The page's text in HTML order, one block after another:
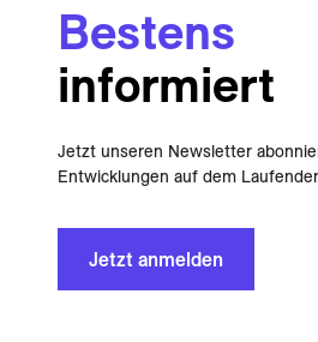
Bestens
informiert
Jetzt unseren Newsletter
Entwicklungen auf dem
Jetzt anmelden